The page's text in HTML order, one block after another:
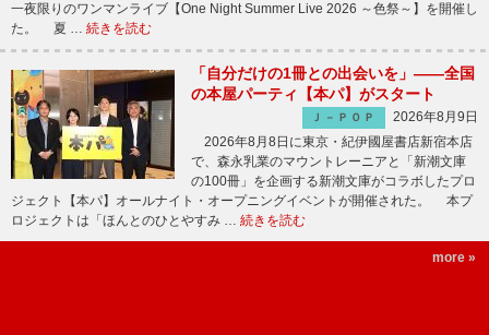
一夜限りのワンマンライブ【One Night Summer Live 2026 ～色祭～】を開催し
た。 夏 … 続きを読む
「自分だけの1冊との出会いを」――全国
の本屋パーティ【本パ】がスタート
Ｊ－ＰＯＰ
2026年8月9日
2026年8月8日に東京・紀伊國屋書店新宿本店
で、森永乳業のマウントレーニアと「新潮文庫
の100冊」を企画する新潮文庫がコラボしたプロ
ジェクト【本パ】オールナイト・オープニングイベントが開催された。 本プ
ロジェクトは「ほんとのひとやすみ … 続きを読む
more »